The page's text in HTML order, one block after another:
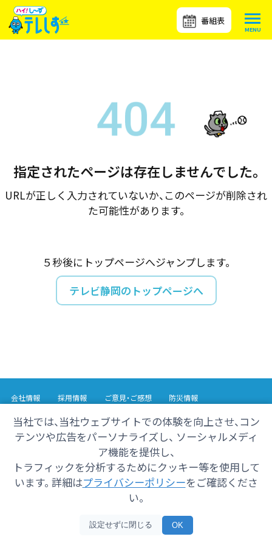
番組表
当社では、当社ウェブサイトでの体験を向上させ、コン
テンツや広告をパーソナライズし、 ソーシャルメディ
ア機能を提供し、
トラフィックを分析するためにクッキー等を使用して
います。 詳細はプライバシーポリシーをご確認くださ
い。
設定せずに閉じる OK
指定されたページは存在しませんでした。
URLが正しく入力されていないか、このページが削除され
た可能性があります。
５秒後にトップページへジャンプします。
テレビ静岡のトップページへ
会社情報 採用情報 ご意見・ご感想
防災情報
Copyright© 2025 SHIZUOKA TELECASTING Co.,Ltd.
All Rights Reserved.